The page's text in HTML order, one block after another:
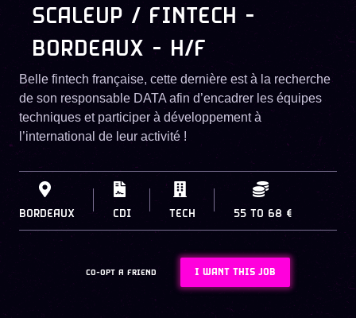
SCALEUP / FINTECH -
BORDEAUX - H/F
Belle fintech française, cette dernière est à la recherche
de son responsable DATA afin d’encadrer les équipes
techniques et participer à développement à
l’international de leur activité !
BORDEAUX CDI TECH 55 TO 68 €
CO-OPT A FRIEND I WANT THIS JOB